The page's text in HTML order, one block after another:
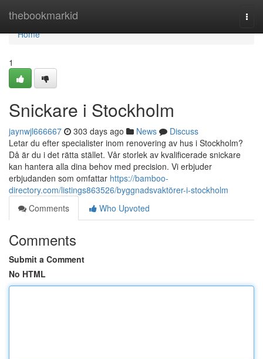
thebookmarkid
Home
Home
1
Snickare i Stockholm
jaynwjl666667 303 days ago News
Discuss
Letar du efter specialister inom renovering av hus i Stockholm?
Då är du i det rätta stället. Vår storlek av kvalificerade snickare
kan hantera alla dina behov med precision. Vi erbjuder
erbjudanden som omfattar https://bamboo-
directory.com/listings863526/byggnadsvaktörer-i-stockholm
Comments
Who Upvoted
Comments
Submit a Comment
No HTML